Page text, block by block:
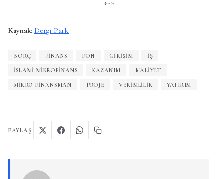
***
Kaynak: Dergi Park
BORÇ FINANS FON GIRIŞIM IŞ
İSLAMI MIKROFINANS KAZANIM MALIYET
MIKRO FINANSMAN PROJE VERIMLILIK YATIRIM
PAYLAŞ